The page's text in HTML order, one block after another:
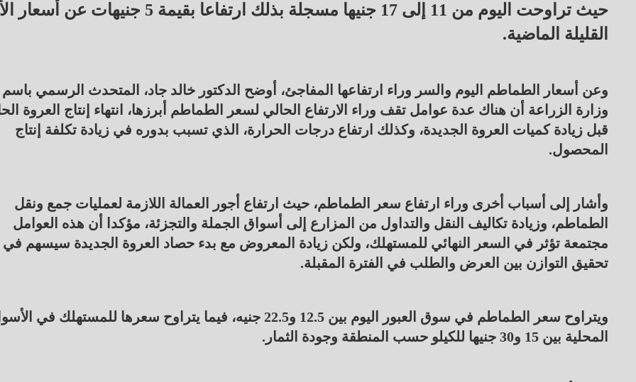
حيث تراوحت اليوم من 11 إلى 17 جنيها مسجلة بذلك ارتفاعا بقيمة 5 جنيهات
القليلة الماضية.
وعن أسعار الطماطم اليوم والسر وراء ارتفاعها المفاجئ، أوضح الدكتور خالد جاد، المتحدث الرسمي باسم
وزارة الزراعة أن هناك عدة عوامل تقف وراء الارتفاع الحالي لسعر الطماطم أبرزها، انتهاء إنتاج العروة
قبل زيادة كميات العروة الجديدة، وكذلك ارتفاع درجات الحرارة، الذي تسبب بدوره في زيادة تكلفة إنتاج
المحصول.
وأشار إلى أسباب أخرى وراء ارتفاع سعر الطماطم، حيث ارتفاع أجور العمالة اللازمة لعمليات جمع ونقل
الطماطم، وزيادة تكاليف النقل والتداول من المزارع إلى أسواق الجملة والتجزئة، مؤكدا أن هذه العوامل
مجتمعة تؤثر في السعر النهائي للمستهلك، ولكن زيادة المعروض مع بدء حصاد العروة الجديدة سيسهم في
تحقيق التوازن بين العرض والطلب في الفترة المقبلة.
ويتراوح سعر الطماطم في سوق العبور اليوم بين 12.5 و22.5 جنيه، فيما يتراوح سعرها للمستهلك في
المحلية بين 15 و30 جنيها للكيلو حسب المنطقة وجودة الثمار.